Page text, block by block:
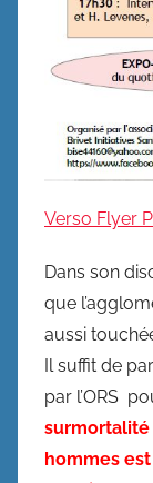
Verso Flyer
Dans son
que
aussi
Il suffit de
par l’ORS
hommes